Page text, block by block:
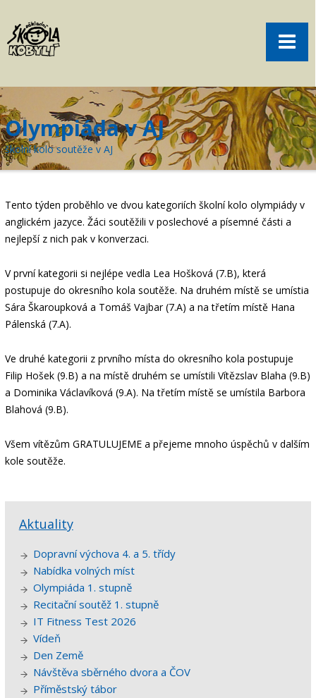
Aktuality
Volný čas
Kontakt
žákovská knížka
objednání obědů
Menu
Olympiáda v AJ
školní kolo soutěže v AJ
Tento týden proběhlo ve dvou kategoriích školní kolo olympiády v
anglickém jazyce. Žáci soutěžili v poslechové a písemné části a
nejlepší z nich pak v konverzaci.
V první kategorii si nejlépe vedla Lea Hošková (7.B), která
postupuje do okresního kola soutěže. Na druhém místě se umístia
Sára Škaroupková a Tomáš Vajbar (7.A) a na třetím místě Hana
Pálenská (7.A).
Ve druhé kategorii z prvního místa do okresního kola postupuje
Filip Hošek (9.B) a na místě druhém se umístili Vítězslav Blaha (9.B)
a Dominika Václavíková (9.A). Na třetím místě se umístila Barbora
Blahová (9.B).
Všem vítězům GRATULUJEME a přejeme mnoho úspěchů v dalším
kole soutěže.
Aktuality
Dopravní výchova 4. a 5. třídy
Nabídka volných míst
Olympiáda 1. stupně
Recitační soutěž 1. stupně
IT Fitness Test 2026
Vídeň
Den Země
Návštěva sběrného dvora a ČOV
Příměstský tábor